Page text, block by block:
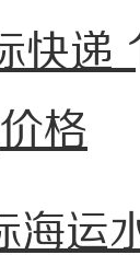
快递
价格
海运